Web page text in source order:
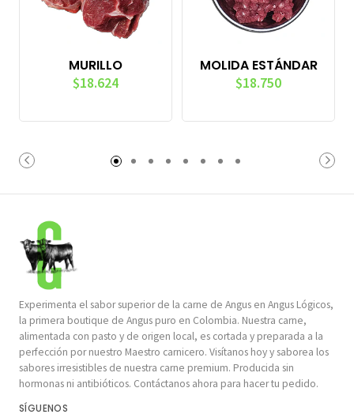
MURILLO
$18.624
MOLIDA ESTÁNDAR
$18.750
Experimenta el sabor superior de la carne de Angus en Angus Lógicos,
la primera boutique de Angus puro en Colombia. Nuestra carne,
alimentada con pasto y de origen local, es cortada y preparada a la
perfección por nuestro Maestro carnicero. Visítanos hoy y saborea los
sabores irresistibles de nuestra carne premium. Producida sin
hormonas ni antibióticos. Contáctanos ahora para hacer tu pedido.
SÍGUENOS